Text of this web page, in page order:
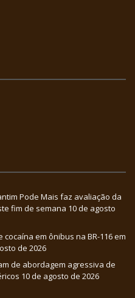
Pode Mais faz avaliação da
fim de semana 10 de agosto
cocaína em ônibus na BR-116 em
de 2026
de abordagem agressiva de
10 de agosto de 2026